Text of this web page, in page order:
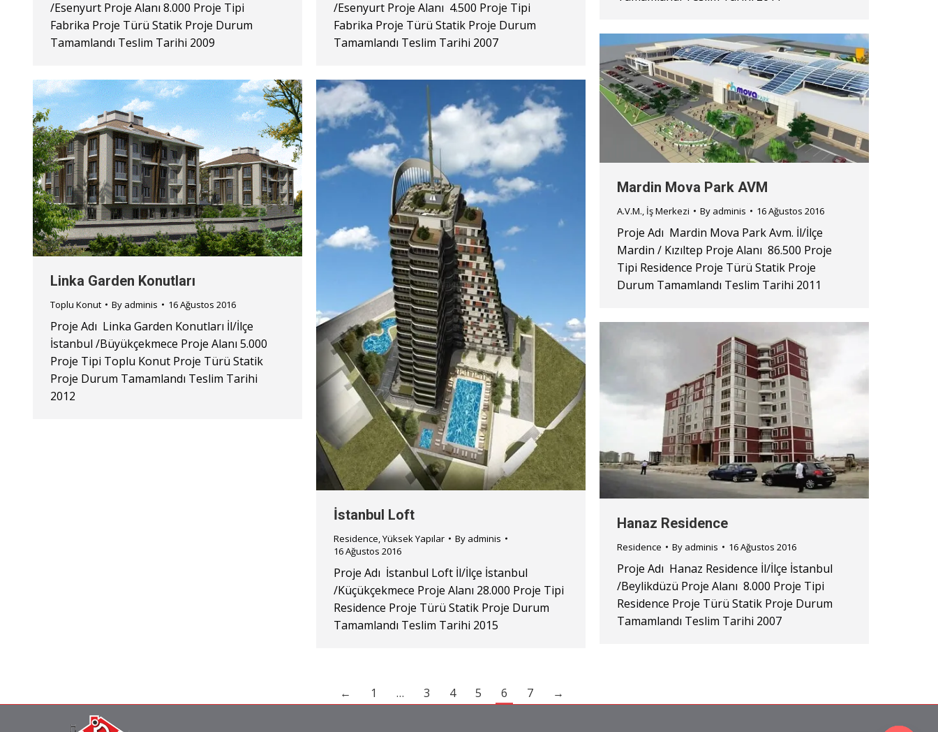
/Esenyurt Proje Alanı 8.000 Proje Tipi
Fabrika Proje Türü Statik Proje Durum
Tamamlandı Teslim Tarihi 2009
/Esenyurt Proje Alanı 4.500 Proje Tipi
Fabrika Proje Türü Statik Proje Durum
Tamamlandı Teslim Tarihi 2007
Mardin Mova Park AVM
A.V.M., İş Merkezi By adminis 16 Ağustos 2016
Proje Adı Mardin Mova Park Avm. İl/İlçe
Mardin / Kızıltep Proje Alanı 86.500 Proje
Tipi Residence Proje Türü Statik Proje
Durum Tamamlandı Teslim Tarihi 2011
Linka Garden Konutları
Toplu Konut By adminis 16 Ağustos 2016
Proje Adı Linka Garden Konutları İl/İlçe
İstanbul /Büyükçekmece Proje Alanı 5.000
Proje Tipi Toplu Konut Proje Türü Statik
Proje Durum Tamamlandı Teslim Tarihi
2012
İstanbul Loft
Residence,Yüksek Yapılar By adminis
16 Ağustos 2016
Proje Adı İstanbul Loft İl/İlçe İstanbul
/Küçükçekmece Proje Alanı 28.000 Proje Tipi
Residence Proje Türü Statik Proje Durum
Tamamlandı Teslim Tarihi 2015
Hanaz Residence
Residence By adminis 16 Ağustos 2016
Proje Adı Hanaz Residence İl/İlçe İstanbul
/Beylikdüzü Proje Alanı 8.000 Proje Tipi
Residence Proje Türü Statik Proje Durum
Tamamlandı Teslim Tarihi 2007
← 1 … 3 4 5 6 7 →